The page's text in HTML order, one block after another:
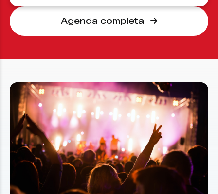
Agenda completa